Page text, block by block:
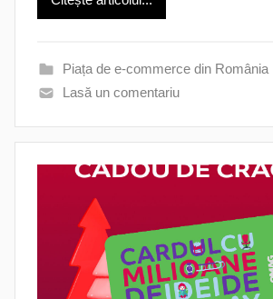
Piața de e-commerce din România
Lasă un comentariu